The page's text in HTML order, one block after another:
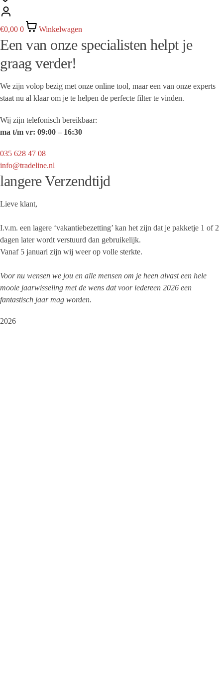
€0,00 0 Winkelwagen
Een van onze specialisten helpt je
graag verder!
We zijn volop bezig met onze online tool, maar een van onze experts
staat nu al klaar om je te helpen de perfecte filter te vinden.
Wij zijn telefonisch bereikbaar:
ma t/m vr: 09:00 – 16:30
035 628 47 08
info@tradeline.nl
langere Verzendtijd
Lieve klant,
I.v.m. een lagere ‘vakantiebezetting’ kan het zijn dat je pakketje 1 of 2
dagen later wordt verstuurd dan gebruikelijk.
Vanaf 5 januari zijn wij weer op volle sterkte.
Voor nu wensen we jou en alle mensen om je heen alvast een hele
mooie jaarwisseling met de wens dat voor iedereen 2026 een
fantastisch jaar mag worden.
2026